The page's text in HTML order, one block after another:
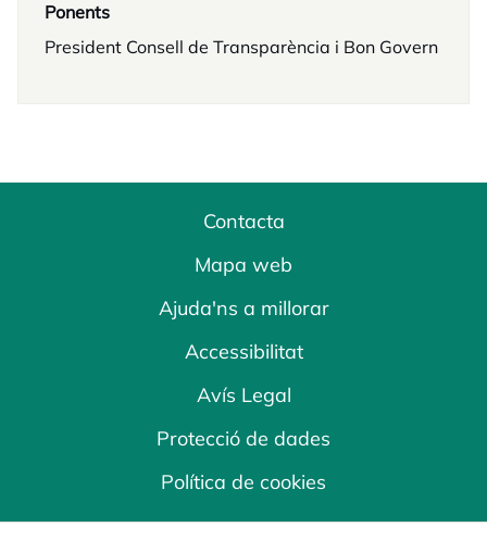
Ponents
President Consell de Transparència i Bon Govern
Contacta
Mapa web
Ajuda'ns a millorar
Accessibilitat
Avís Legal
Protecció de dades
Política de cookies